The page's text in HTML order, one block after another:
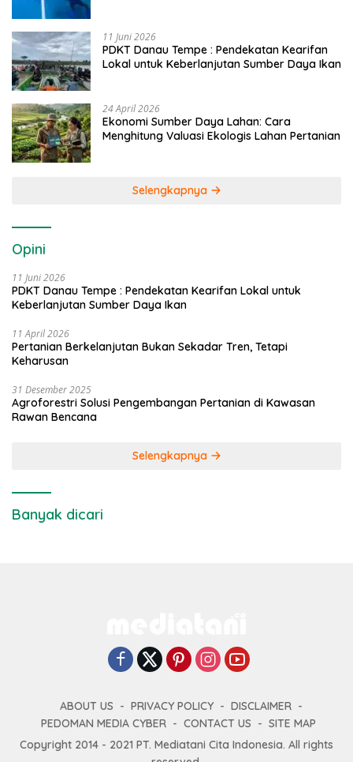
11 Juni 2026
PDKT Danau Tempe : Pendekatan Kearifan
Lokal untuk Keberlanjutan Sumber Daya Ikan
24 April 2026
Ekonomi Sumber Daya Lahan: Cara
Menghitung Valuasi Ekologis Lahan Pertanian
Selengkapnya
Opini
11 Juni 2026
PDKT Danau Tempe : Pendekatan Kearifan Lokal untuk
Keberlanjutan Sumber Daya Ikan
11 April 2026
Pertanian Berkelanjutan Bukan Sekadar Tren, Tetapi
Keharusan
31 Desember 2025
Agroforestri Solusi Pengembangan Pertanian di Kawasan
Rawan Bencana
Selengkapnya
Banyak dicari
ABOUT US PRIVACY POLICY
DISCLAIMER
PEDOMAN MEDIA CYBER
CONTACT US
SITE MAP
Copyright 2014 - 2021 PT. Mediatani Cita Indonesia. All rights